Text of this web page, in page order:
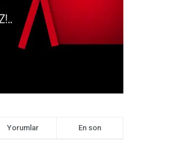
Yorumlar En son